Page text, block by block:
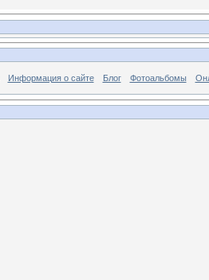
Информация о сайте Блог Фотоальбомы